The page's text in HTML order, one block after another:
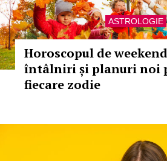
ASTROLOGIE
Horoscopul de
întâlniri și planuri noi
fiecare zodie